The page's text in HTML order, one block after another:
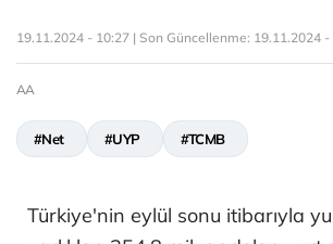
19.11.2024 - 10:27 | Son Güncellenme: 19.11.2024 -
AA
#Net #UYP #TCMB
Türkiye'nin eylül sonu itibarıyla